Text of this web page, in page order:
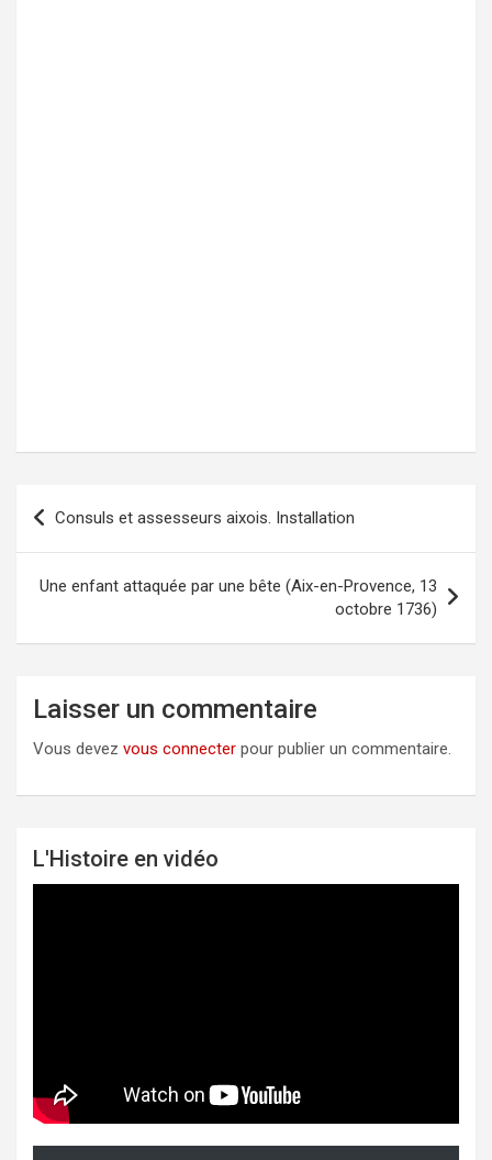
Navigation
de
l’article
Consuls et assesseurs aixois. Installation
Une enfant attaquée par une bête (Aix-en-Provence, 13
octobre 1736)
Laisser un commentaire
Vous devez vous connecter pour publier un commentaire.
L'Histoire en vidéo